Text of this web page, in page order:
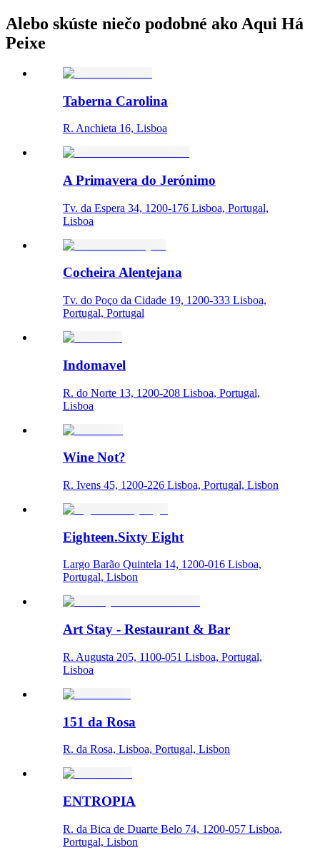
Alebo skúste niečo podobné ako Aqui Há
Peixe
Taberna Carolina
R. Anchieta 16, Lisboa
A Primavera do Jerónimo
Tv. da Espera 34, 1200-176 Lisboa, Portugal,
Lisboa
Cocheira Alentejana
Tv. do Poço da Cidade 19, 1200-333 Lisboa,
Portugal, Portugal
Indomavel
R. do Norte 13, 1200-208 Lisboa, Portugal,
Lisboa
Wine Not?
R. Ivens 45, 1200-226 Lisboa, Portugal, Lisbon
Eighteen.Sixty Eight
Largo Barão Quintela 14, 1200-016 Lisboa,
Portugal, Lisbon
Art Stay - Restaurant & Bar
R. Augusta 205, 1100-051 Lisboa, Portugal,
Lisboa
151 da Rosa
R. da Rosa, Lisboa, Portugal, Lisbon
ENTROPIA
R. da Bica de Duarte Belo 74, 1200-057 Lisboa,
Portugal, Lisbon